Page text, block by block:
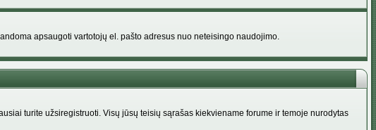
apsaugoti vartotojų el. pašto adresus nuo neteisingo naudojimo.
turite užsiregistruoti. Visų jūsų teisių sąrašas kiekviename forume ir temoje nurodytas